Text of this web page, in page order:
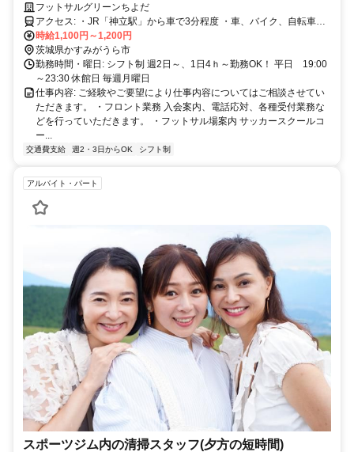
フットサルグリーンちよだ
アクセス: ・JR「神立駅」から車で3分程度 ・車、バイク、自転車通
勤OK！
時給1,100円～1,200円
茨城県かすみがうら市
勤務時間・曜日: シフト制 週2日～、1日4ｈ～勤務OK！ 平日 19:00
～23:30 休館日 毎週月曜日
仕事内容: ご経験やご要望により仕事内容についてはご相談させてい
ただきます。 ・フロント業務 入会案内、電話応対、各種受付業務な
どを行っていただきます。 ・フットサル場案内 サッカースクールコ
ー...
交通費支給 週2・3日からOK シフト制
アルバイト・パート
スポーツジム内の清掃スタッフ(夕方の短時間)